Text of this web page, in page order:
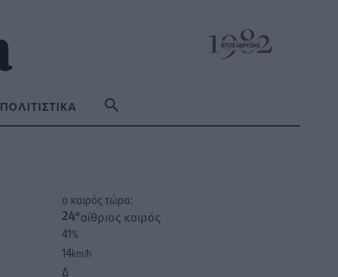
ΠΟΛΙΤΙΣΤΙΚΆ
o καιρός τώρα:
24°αίθριος καιρός
41%
14km/h
Δ